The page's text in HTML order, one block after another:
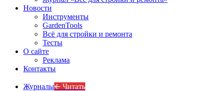
Новости
Инструменты
GardenTools
Всё для стройки и ремонта
Тесты
О сайте
Реклама
Контакты
Журналы🡨 Читать